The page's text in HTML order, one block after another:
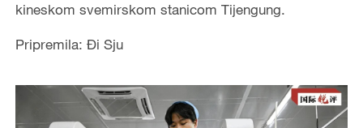
kineskom svemirskom stanicom Tijengung.
Pripremila: Đi Sju